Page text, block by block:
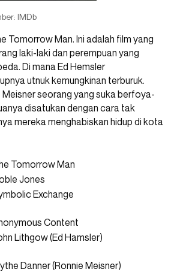
IMDb
Tomorrow Man. Ini adalah film yang
laki-laki dan perempuan yang
Di mana Ed Hemsler
utnuk kemungkinan terburuk.
Meisner seorang yang suka berfoya-
disatukan dengan cara tak
mereka menghabiskan hidup di kota
Tomorrow Man
Jones
Exchange
Content
Lithgow (Ed Hamsler)
Danner (Ronnie Meisner)